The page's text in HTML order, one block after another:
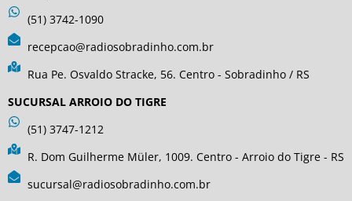
(51) 3742-1090
recepcao@radiosobradinho.com.br
Rua Pe. Osvaldo Stracke, 56. Centro - Sobradinho / RS
SUCURSAL ARROIO DO TIGRE
(51) 3747-1212
R. Dom Guilherme Müler, 1009. Centro - Arroio do Tigre - RS
sucursal@radiosobradinho.com.br